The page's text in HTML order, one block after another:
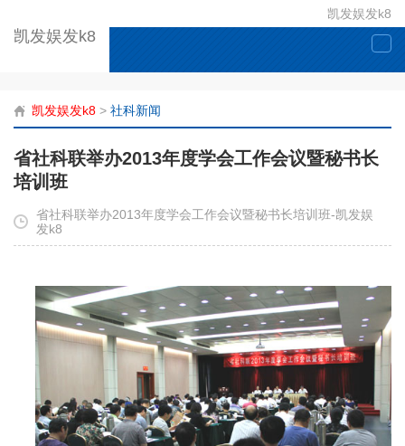
凯发娱发k8
凯发娱发k8
凯发娱发k8 > 社科新闻
省社科联举办2013年度学会工作会议暨秘书长
培训班
省社科联举办2013年度学会工作会议暨秘书长培训班-凯发娱
发k8